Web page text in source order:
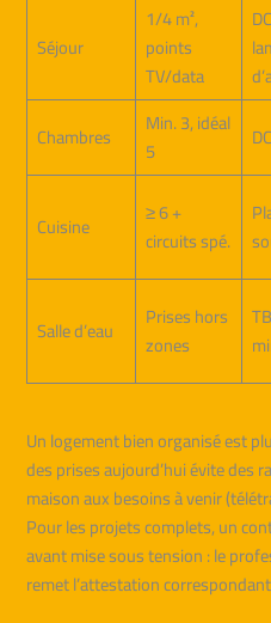
Séjour
1/4 m²,
points
TV/data
Chambres
Min. 3, idéal
5
Cuisine
≥ 6 +
circuits spé.
Salle d’eau
Prises hors
zones
Un logement bien organisé est
des prises aujourd’hui évite des
maison aux besoins à venir
Pour les projets complets, un
avant mise sous tension : le
remet l’attestation